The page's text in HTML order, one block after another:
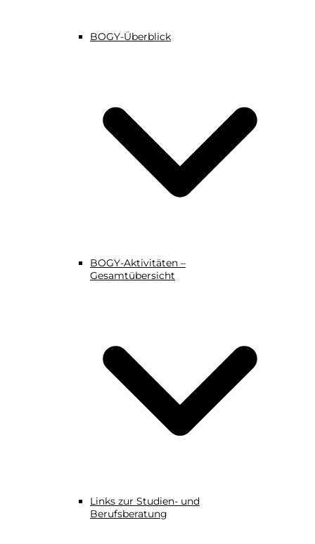
BOGY-Überblick
BOGY-Aktivitäten –
Gesamtübersicht
Links zur Studien- und
Berufsberatung